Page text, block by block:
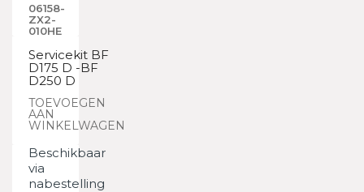
06158-
ZX2-
010HE
Servicekit BF
D175 D -BF
D250 D
TOEVOEGEN
AAN
WINKELWAGEN
Beschikbaar
via
nabestelling